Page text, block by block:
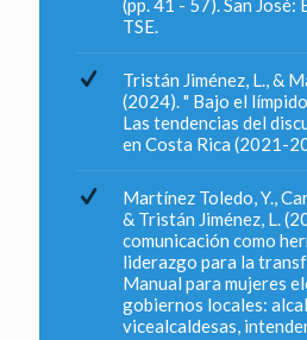
(pp. 41 - 57). San
TSE.
Tristán Jiménez, L., &
(2024). " Bajo el
Las tendencias del
en Costa Rica (2021-
⁠⁠Martínez Toledo, Y.,
& Tristán Jiménez, L.
comunicación como
liderazgo para la
Manual para mujeres
gobiernos locales:
vicealcaldesas,